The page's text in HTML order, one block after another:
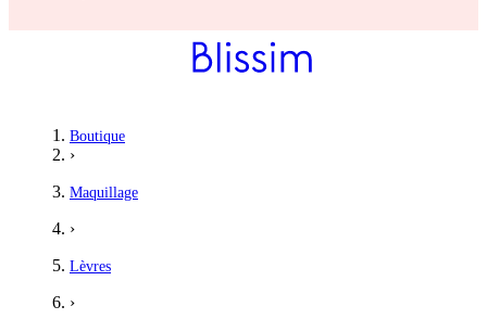
Boutique
›
Maquillage
›
Lèvres
›